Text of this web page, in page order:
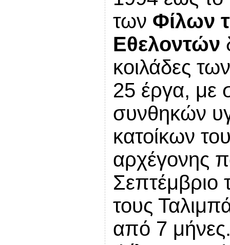
των Φίλων
Εθελοντών
κοιλάδες
25 έργα, με
συνθηκών
κατοίκων
αρχέγονης
Σεπτέμβριο
τους
από 7